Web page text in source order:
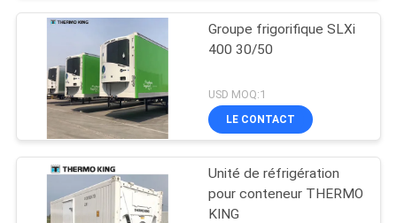
Groupe frigorifique SLXi
400 30/50
USD MOQ:1
LE CONTACT
Unité de réfrigération
pour conteneur THERMO
KING